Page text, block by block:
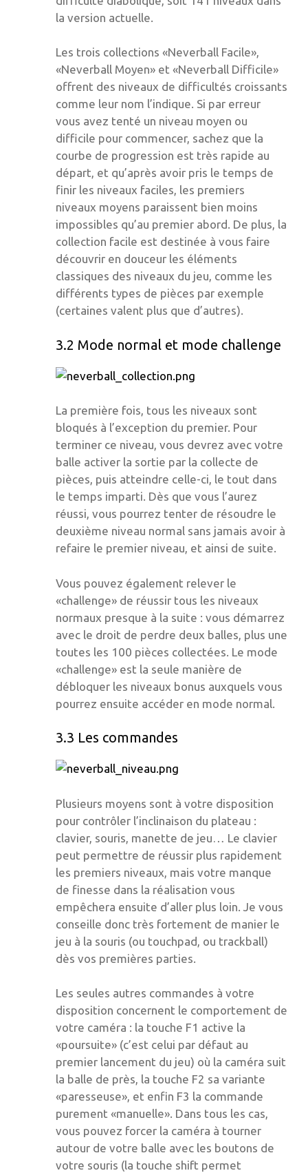
la version actuelle.
Les trois collections «Neverball Facile»,
«Neverball Moyen» et «Neverball Difficile»
offrent des niveaux de difficultés croissants
comme leur nom l’indique. Si par erreur
vous avez tenté un niveau moyen ou
difficile pour commencer, sachez que la
courbe de progression est très rapide au
départ, et qu’après avoir pris le temps de
finir les niveaux faciles, les premiers
niveaux moyens paraissent bien moins
impossibles qu’au premier abord. De plus, la
collection facile est destinée à vous faire
découvrir en douceur les éléments
classiques des niveaux du jeu, comme les
différents types de pièces par exemple
(certaines valent plus que d’autres).
3.2 Mode normal et mode challenge
La première fois, tous les niveaux sont
bloqués à l’exception du premier. Pour
terminer ce niveau, vous devrez avec votre
balle activer la sortie par la collecte de
pièces, puis atteindre celle-ci, le tout dans
le temps imparti. Dès que vous l’aurez
réussi, vous pourrez tenter de résoudre le
deuxième niveau normal sans jamais avoir à
refaire le premier niveau, et ainsi de suite.
Vous pouvez également relever le
«challenge» de réussir tous les niveaux
normaux presque à la suite : vous démarrez
avec le droit de perdre deux balles, plus une
toutes les 100 pièces collectées. Le mode
«challenge» est la seule manière de
débloquer les niveaux bonus auxquels vous
pourrez ensuite accéder en mode normal.
3.3 Les commandes
Plusieurs moyens sont à votre disposition
pour contrôler l’inclinaison du plateau :
clavier, souris, manette de jeu… Le clavier
peut permettre de réussir plus rapidement
les premiers niveaux, mais votre manque
de finesse dans la réalisation vous
empêchera ensuite d’aller plus loin. Je vous
conseille donc très fortement de manier le
jeu à la souris (ou touchpad, ou trackball)
dès vos premières parties.
Les seules autres commandes à votre
disposition concernent le comportement de
votre caméra : la touche F1 active la
«poursuite» (c’est celui par défaut au
premier lancement du jeu) où la caméra suit
la balle de près, la touche F2 sa variante
«paresseuse», et enfin F3 la commande
purement «manuelle». Dans tous les cas,
vous pouvez forcer la caméra à tourner
autour de votre balle avec les boutons de
votre souris (la touche shift permet